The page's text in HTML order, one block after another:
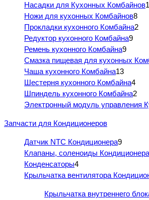
Насадки для Кухонных Комбайнов
Ножи для кухонных Комбайнов8
Прокладки кухонного Комбайна2
Редуктор кухонного Комбайна9
Ремень кухонного Комбайна9
Смазка пищевая для кухонных
Чаша кухонного Комбайна13
Шестерня кухонного Комбайна4
Шпиндель кухонного Комбайна2
Электронный модуль управления
Запчасти для Кондиционеров
Датчик NTC Кондиционера9
Клапаны, соленоиды Кондиционера
Конденсаторы4
Крыльчатка вентилятора
Крыльчатка внутреннего